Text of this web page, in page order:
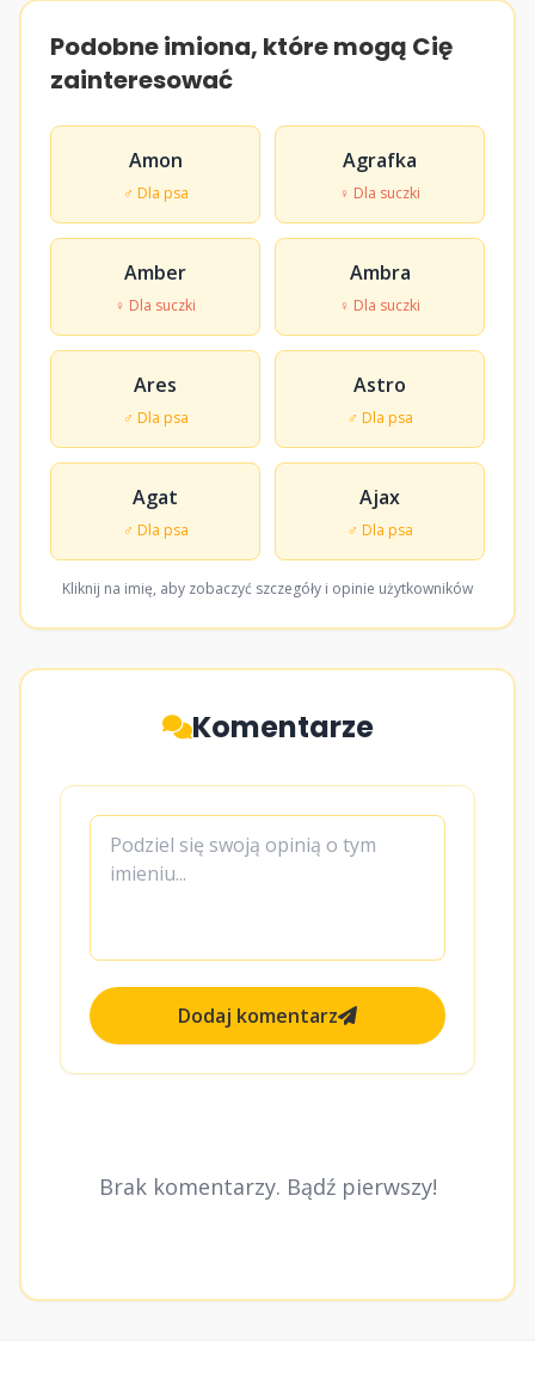
Podobne imiona, które mogą Cię
zainteresować
Amon
♂ Dla psa
Agrafka
♀ Dla suczki
Amber
♀ Dla suczki
Ambra
♀ Dla suczki
Ares
♂ Dla psa
Astro
♂ Dla psa
Agat
♂ Dla psa
Ajax
♂ Dla psa
Kliknij na imię, aby zobaczyć szczegóły i opinie użytkowników
Komentarze
Dodaj komentarz
Brak komentarzy. Bądź pierwszy!